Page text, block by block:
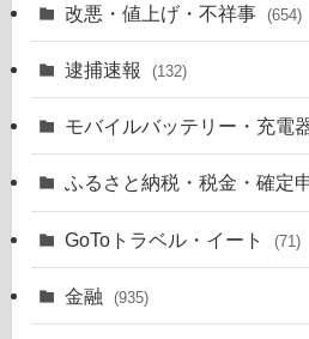
改悪・値上げ・不祥事 (654)
逮捕速報 (132)
モバイルバッテリー・充電
ふるさと納税・税金・確定
GoToトラベル・イート (71)
金融 (935)